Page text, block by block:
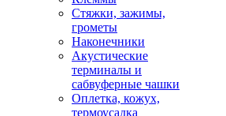
Стяжки, зажимы,
грометы
Наконечники
Акустические
терминалы и
сабвуферные чашки
Оплетка, кожух,
термоусадка